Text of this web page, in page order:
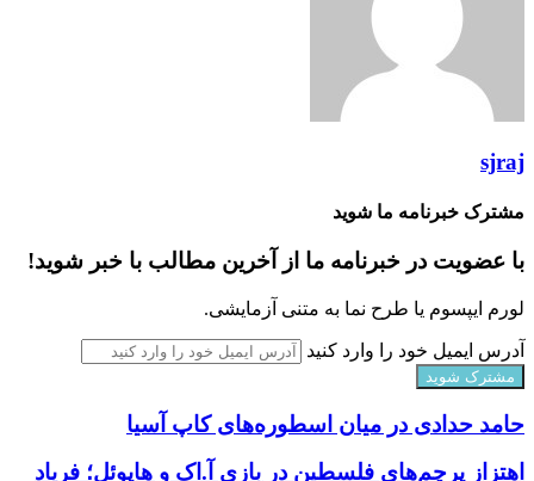
sjraj
مشترک خبرنامه ما شوید
با عضویت در خبرنامه ما از آخرین مطالب با خبر شوید!
لورم ایپسوم یا طرح‌ نما به متنی آزمایشی.
آدرس ایمیل خود را وارد کنید
حامد حدادی در میان اسطوره‌های کاپ آسیا
اهتزاز پرچم‌های فلسطین در بازی آ.اک و هاپوئل؛ فریاد